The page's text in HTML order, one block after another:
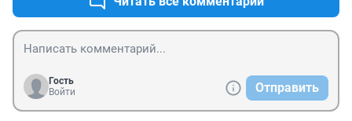
Гость
Войти
Отправить